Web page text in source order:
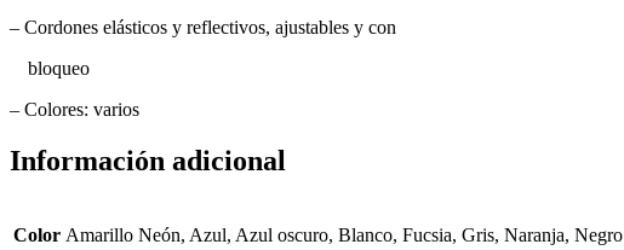
– Cordones elásticos y reflectivos, ajustables y con
bloqueo
– Colores: varios
Información adicional
Color Amarillo Neón, Azul, Azul oscuro, Blanco, Fucsia, Gris, Naranja, Negro